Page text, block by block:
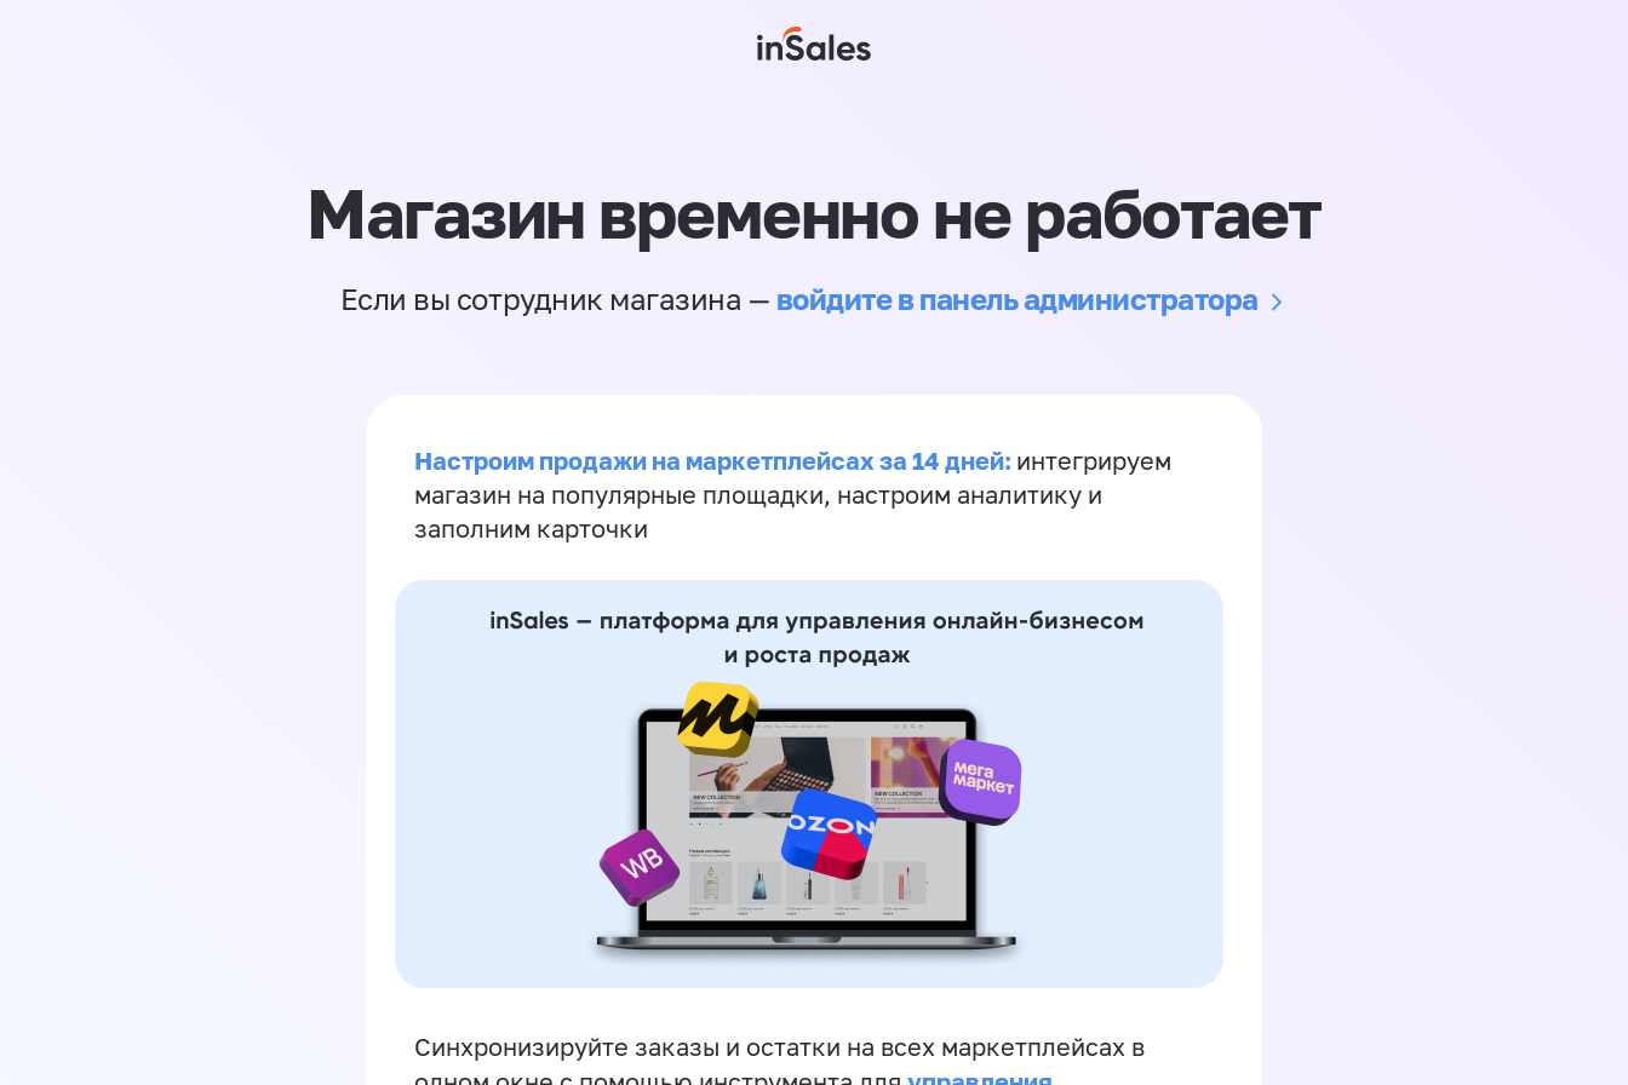
Магазин временно не работает
Если вы сотрудник магазина — войдите в панель администратора
Настроим продажи на маркетплейсах за 14 дней: интегрируем
магазин на популярные площадки, настроим аналитику и
заполним карточки
Синхронизируйте заказы и остатки на всех маркетплейсах в